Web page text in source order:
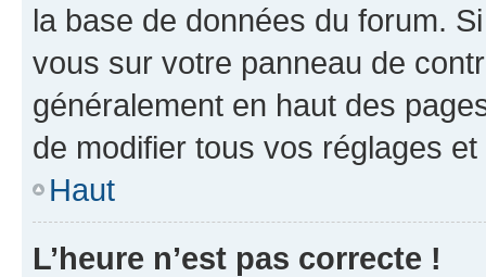
la base de données du forum.
vous sur votre panneau de
généralement en haut des
de modifier tous vos réglages
Haut
L’heure n’est pas correcte !